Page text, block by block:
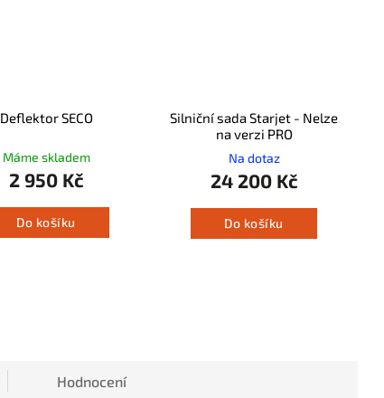
Deflektor SECO
Máme skladem
2 950 Kč
Do košíku
Silniční sada Starjet - Nelze
na verzi PRO
Na dotaz
24 200 Kč
Do košíku
Hodnocení